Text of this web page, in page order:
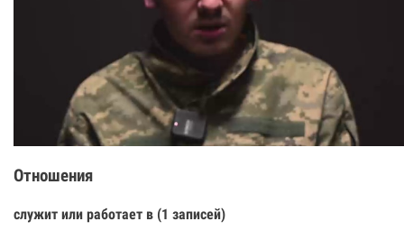
Отношения
служит или работает в (1 записей)